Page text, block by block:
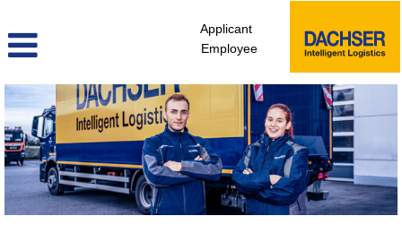
Applicant
Employee
Truckers